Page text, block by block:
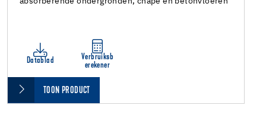
Datablad
Verbruiksb
erekener
TOON PRODUCT